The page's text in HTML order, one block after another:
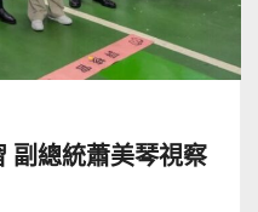
副總統蕭美琴視察